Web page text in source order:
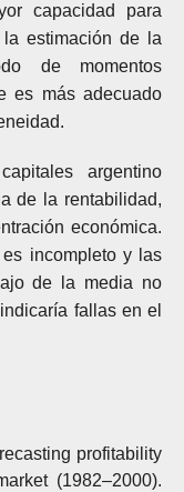
capacidad para
estimación de la
de momentos
es más adecuado
argentino
de la rentabilidad,
económica.
incompleto y las
de la media no
fallas en el
profitability
(1982–2000).